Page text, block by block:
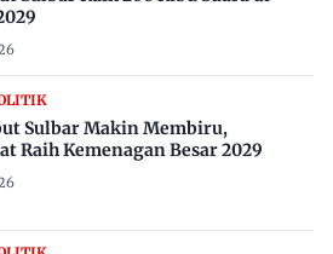
Sulbar Makin Membiru,
Raih Kemenagan Besar 2029